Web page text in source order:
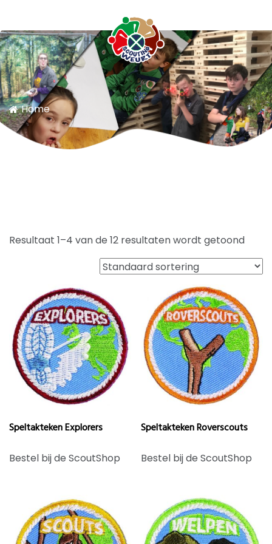
Scouting Weurt
Home
Resultaat 1–4 van de 12 resultaten wordt getoond
Speltakteken Explorers
Bestel bij de ScoutShop
Speltakteken Roverscouts
Bestel bij de ScoutShop